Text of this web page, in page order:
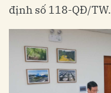
định số 118-QĐ/TW.